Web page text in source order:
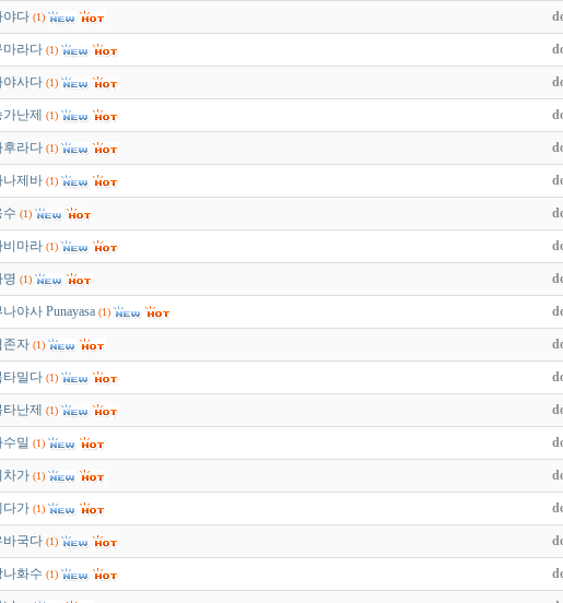
야다 (1)
마라다 (1)
야사다 (1)
가난제 (1)
후라다 (1)
나제바 (1)
수 (1)
비마라 (1)
명 (1)
나야사 Punayasa (1)
존자 (1)
타밀다 (1)
타난제 (1)
수밀 (1)
차가 (1)
다가 (1)
바국다 (1)
나화수 (1)